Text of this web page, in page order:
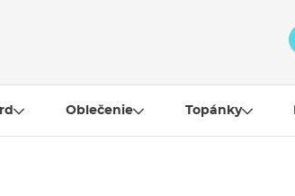
Oblečenie Topánky